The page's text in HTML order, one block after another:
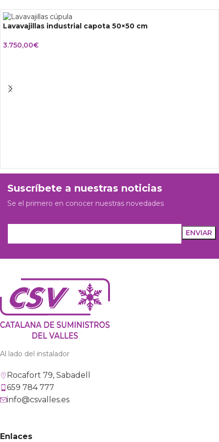
Lavavajillas industrial capota 50×50 cm
3.750,00€
Suscríbete a nuestras noticias
Se el primero en conocer nuestras novedades
Al lado del instalador
Rocafort 79, Sabadell
659 784 777
info@csvalles.es
Enlaces